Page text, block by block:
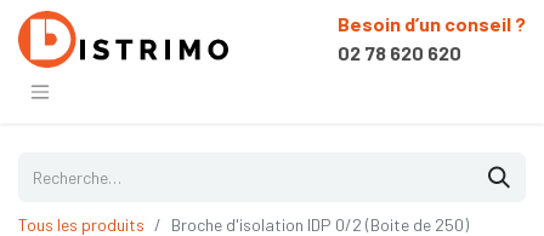
Besoin d’un conseil ?
02 78 620 620
Tous les produits Broche d'isolation IDP 0/2 (Boite de 250)